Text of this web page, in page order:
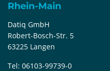
Rhein-Main
Datiq GmbH
Robert-Bosch-Str. 5
63225 Langen
Tel: 06103-99739-0